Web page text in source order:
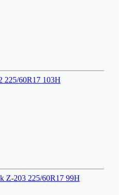
225/60R17 103H
Z-203 225/60R17 99H